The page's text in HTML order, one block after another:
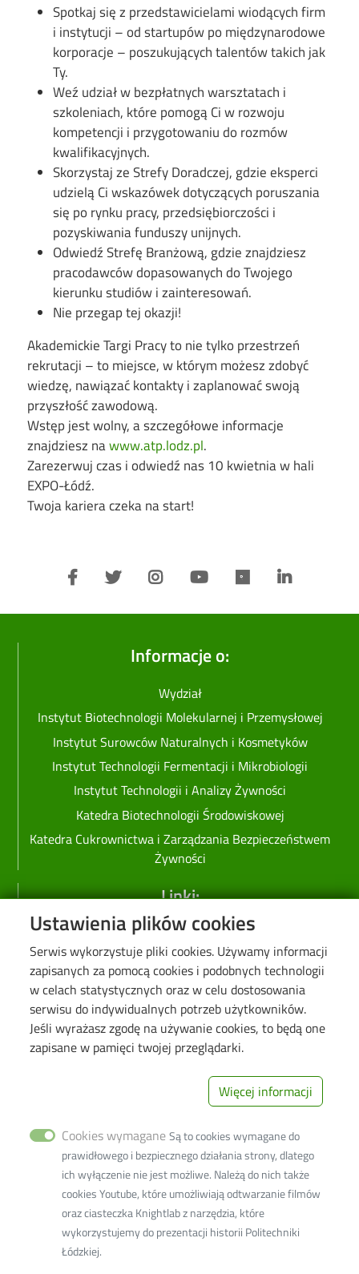
Ustawienia plików cookies
Serwis wykorzystuje pliki cookies. Używamy informacji
zapisanych za pomocą cookies i podobnych technologii
w celach statystycznych oraz w celu dostosowania
serwisu do indywidualnych potrzeb użytkowników.
Jeśli wyrażasz zgodę na używanie cookies, to będą one
zapisane w pamięci twojej przeglądarki.
Więcej informacji
Cookies wymagane Są to cookies wymagane do
prawidłowego i bezpiecznego działania strony, dlatego
ich wyłączenie nie jest możliwe. Należą do nich także
cookies Youtube, które umożliwiają odtwarzanie filmów
oraz ciasteczka Knightlab z narzędzia, które
wykorzystujemy do prezentacji historii Politechniki
Łódzkiej.
Spotkaj się z przedstawicielami wiodących firm
i instytucji – od startupów po międzynarodowe
korporacje – poszukujących talentów takich jak
Ty.
Weź udział w bezpłatnych warsztatach i
szkoleniach, które pomogą Ci w rozwoju
kompetencji i przygotowaniu do rozmów
kwalifikacyjnych.
Skorzystaj ze Strefy Doradczej, gdzie eksperci
udzielą Ci wskazówek dotyczących poruszania
się po rynku pracy, przedsiębiorczości i
pozyskiwania funduszy unijnych.
Odwiedź Strefę Branżową, gdzie znajdziesz
pracodawców dopasowanych do Twojego
kierunku studiów i zainteresowań.
Nie przegap tej okazji!
Akademickie Targi Pracy to nie tylko przestrzeń
rekrutacji – to miejsce, w którym możesz zdobyć
wiedzę, nawiązać kontakty i zaplanować swoją
przyszłość zawodową.
Wstęp jest wolny, a szczegółowe informacje
znajdziesz nawww.atp.lodz.pl.
Zarezerwuj czas i odwiedź nas 10 kwietnia w hali
EXPO-Łódź.
Twoja kariera czeka na start!
Wydział Biotechnologii i Nauk o Żywności
ul. Wólczańska 171/173
Informacje o:
Wydział
Instytut Biotechnologii Molekularnej i Przemysłowej
Instytut Surowców Naturalnych i Kosmetyków
Instytut Technologii Fermentacji i Mikrobiologii
Instytut Technologii i Analizy Żywności
Katedra Biotechnologii Środowiskowej
Katedra Cukrownictwa i Zarządzania Bezpieczeństwem
Żywności
Linki:
Strona główna PŁ
Wikamp
Web Dziekanat
Biblioteka PŁ
Rekrutacja PŁ
Koronawirus - informacje i zarządzenia PŁ
Deklaracja dostępności cyfrowej